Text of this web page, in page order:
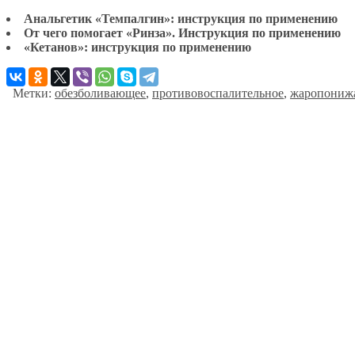
Анальгетик «Темпалгин»: инструкция по применению
От чего помогает «Ринза». Инструкция по применению
«Кетанов»: инструкция по применению
Метки: обезболивающее, противовоспалительное,